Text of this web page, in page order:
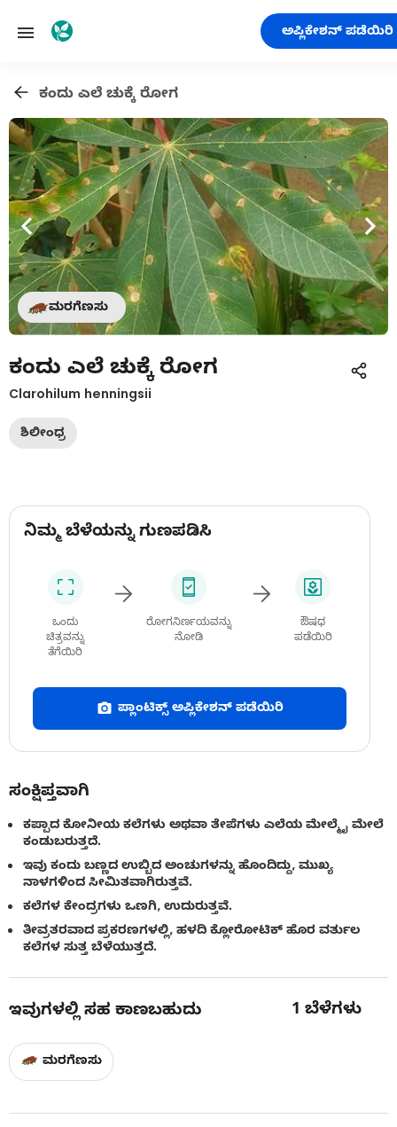
ಅಪ್ಲಿಕೇಶನ್ ಪಡೆಯಿರಿ
ಕಂದು ಎಲೆ ಚುಕ್ಕೆ ರೋಗ
ಮರಗೆಣಸು
ಕಂದು ಎಲೆ ಚುಕ್ಕೆ ರೋಗ
Clarohilum henningsii
ಶಿಲೀಂಧ್ರ
ನಿಮ್ಮ ಬೆಳೆಯನ್ನು ಗುಣಪಡಿಸಿ
ಒಂದು
ಚಿತ್ರವನ್ನು
ತೆಗೆಯಿರಿ
ರೋಗನಿರ್ಣಯವನ್ನು
ನೋಡಿ
ಔಷಧ
ಪಡೆಯಿರಿ
ಪ್ಲಾಂಟಿಕ್ಸ್ ಅಪ್ಲಿಕೇಶನ್ ಪಡೆಯಿರಿ
ಸಂಕ್ಷಿಪ್ತವಾಗಿ
ಕಪ್ಪಾದ ಕೋನೀಯ ಕಲೆಗಳು ಅಥವಾ ತೇಪೆಗಳು ಎಲೆಯ ಮೇಲ್ಮೈ ಮೇಲೆ
ಕಂಡುಬರುತ್ತದೆ.
ಇವು ಕಂದು ಬಣ್ಣದ ಉಬ್ಬಿದ ಅಂಚುಗಳನ್ನು ಹೊಂದಿದ್ದು, ಮುಖ್ಯ
ನಾಳಗಳಿಂದ ಸೀಮಿತವಾಗಿರುತ್ತವೆ.
ಕಲೆಗಳ ಕೇಂದ್ರಗಳು ಒಣಗಿ, ಉದುರುತ್ತವೆ.
ತೀವ್ರತರವಾದ ಪ್ರಕರಣಗಳಲ್ಲಿ, ಹಳದಿ ಕ್ಲೋರೋಟಿಕ್ ಹೊರ ವರ್ತುಲ
ಕಲೆಗಳ ಸುತ್ತ ಬೆಳೆಯುತ್ತದೆ.
ಇವುಗಳಲ್ಲಿ ಸಹ ಕಾಣಬಹುದು 1 ಬೆಳೆಗಳು
ಮರಗೆಣಸು